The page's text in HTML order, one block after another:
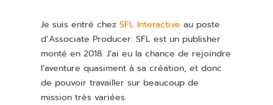
Je suis entré chezSFL Interactive au poste
d’Associate Producer. SFL est un publisher
monté en 2018. J’ai eu la chance de rejoindre
l’aventure quasiment à sa création, et donc
de pouvoir travailler sur beaucoup de
mission très variées.